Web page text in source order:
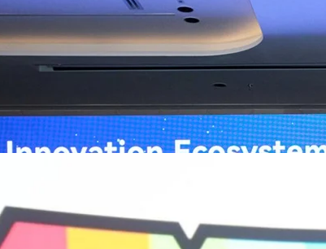
าน “Huawei AI+ Healthcare Summit” ภายใต้งาน Huawei
มผู้นำด้านนโยบายสาธารณสุข ผู้บริหารโรงพยาบาลชั้นนำ และ
มขับเคลื่อนอนาคตของระบบสาธารณสุขไทยด้วยนวัตกรรมและ
ร่วมมือครั้งสำคัญเพื่อยกระดับ Healthcare Ecosystem ของ
ง ประธานกลุ่มธุรกิจการศึกษาและสาธารณสุขต่างประเทศ บริษัท หัว
มั่นของหัวเว่ยในการสนับสนุนการเปลี่ยนผ่านสู่ยุคดิจิทัลของระบบ
AI ในการยกระดับคุณภาพการให้บริการทางการแพทย์ให้เข้าถึง
คิด “AI for Health, Health for All” “วันนี้ปัญญาประดิษฐ์กำลังเข้า
างรวดเร็ว หัวเว่ยมีประสบการณ์ตรงจากการพัฒนาแพลตฟอร์ม
อระหว่างหัวเว่ยกับพันธมิตรไทยในวันนี้จะช่วยผลักดันวิสัยทัศน์…
อง New Growth Engine พร้อมจ่ายปันผล 0.10